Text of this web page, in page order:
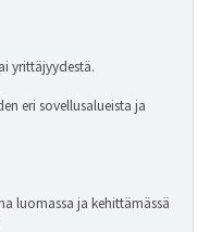
yrittäjyydestä.
eri sovellusalueista ja
luomassa ja kehittämässä